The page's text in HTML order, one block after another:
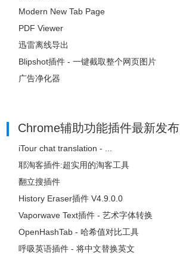
Modern New Tab Page
PDF Viewer
迅雷离线导出
Blipshot插件 - 一键截取整个网页图片
广告净化器
Chrome辅助功能插件最新发布
iTour chat translation - ...
耶淘客插件:超实用的淘客工具
翻立搜插件
History Eraser插件 V4.9.0.0
Vaporwave Text插件 - 艺术字体转换
OpenHashTab - 哈希值对比工具
呼吸英语插件 - 将中文替换英文